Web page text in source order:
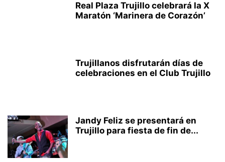
Real Plaza Trujillo celebrará la X
Maratón ‘Marinera de Corazón’
Trujillanos disfrutarán días de
celebraciones en el Club Trujillo
Jandy Feliz se presentará en
Trujillo para fiesta de fin de...